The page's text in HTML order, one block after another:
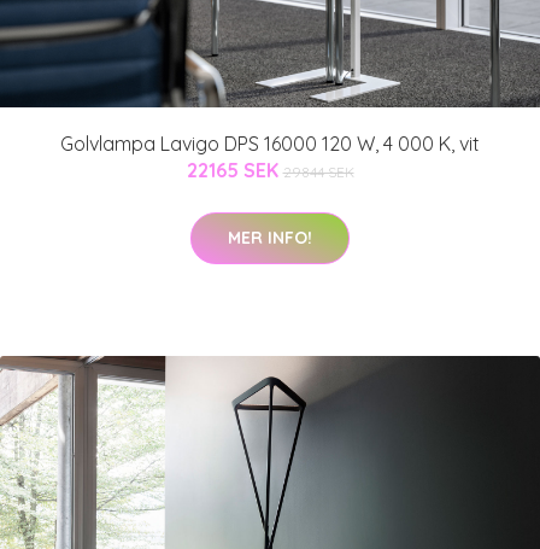
Golvlampa Lavigo DPS 16000 120 W, 4 000 K, vit
22165 SEK 29844 SEK
MER INFO!